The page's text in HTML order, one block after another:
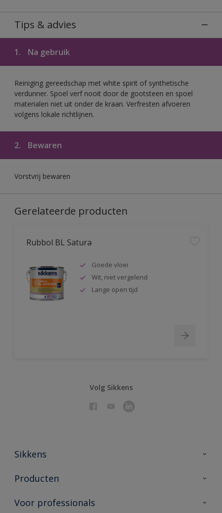
Tips & advies
1. Na gebruik
Reiniging gereedschap met white spirit of synthetische
verdunner. Spoel verf nooit door de gootsteen en spoel
materialen niet uit onder de kraan. Verfresten afvoeren
volgens lokale richtlijnen.
2. Bewaren
Vorstvrij bewaren
Gerelateerde producten
Rubbol BL Satura
Goede vloei
Wit, niet vergelend
Lange open tijd
Volg Sikkens
Sikkens
Over Sikkens
Duurzaamheid
Producten
Producten voor binnen
Voor professionals